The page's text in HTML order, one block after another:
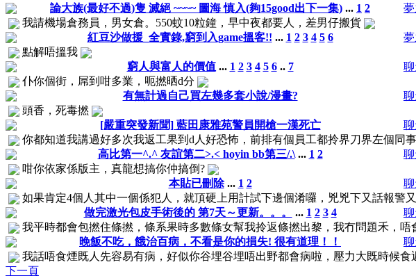
論大族(最好不過)隻 滅絕 ~~~~ 圖海 慎入(夠15good出下一集) ... 1 2
我請機場倉務員，男女倉。550蚊10粒鐘，早中夜都要人，差男仔搬貨
紅豆沙做援_全實錄,窮到入game搵客!! ... 1 2 3 4 5 6
點解唔搵我
窮人與富人的價值 ... 1 2 3 4 5 6.. 7
仆你個街，屌到咁多業，呃撚晒d分
有無計過自己買左幾多套小說/漫畫?
頭香，死毒撚
[嚴重突發新聞] 藍田康雅苑警員開槍一漢死亡
你都知道我講過好多次我返工果到d人好恐怖，前排有個員工都拎界刀界左個同
高比第一^.^ 友誼第二>.< hoyin bb第三/.\ ... 1 2
咁你依家係版主，真龍想搞你仲搞倒?
本貼已刪除 ... 1 2
如果肯定4個人其中一個係犯人，就頂硬上用計試下邊個淆囉，兇兇下又話報警
做完激光包皮手術後的 第7天～更新。。。
... 1 2 3 4
我平時都會包撚住條撚，條系果時多數條女幫我拎返條撚出黎，我冇問題禾，唔
晚飯不吃，餓治百病，不看是你的損失! 很有道理！！
我話唔食煙既人先容易有病，好似你谷埋谷埋唔出野都會病啦，壓力大既時候食
下一頁